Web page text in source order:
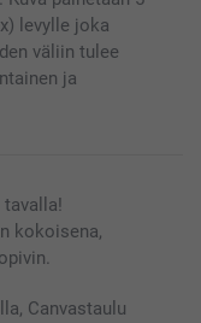
levylle joka
väliin tulee
ja
kokoisena,
Canvastaulu